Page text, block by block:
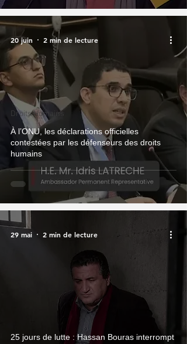
À l’ONU, les déclarations officielles
contestées par les défenseurs des droits
humains
Droits Humains
20 juin 2 min de lecture
25 jours de lutte : Hassan Bouras interrompt
29 mai 2 min de lecture